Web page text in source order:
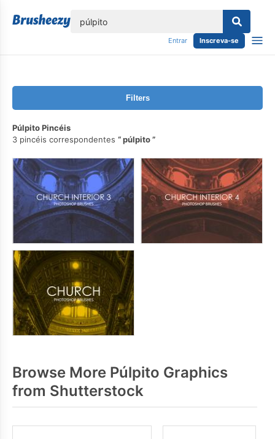
Entrar Inscreva-se
Filters
Púlpito Pincéis
3 pincéis correspondentes
púlpito
Browse More Púlpito Graphics
from Shutterstock